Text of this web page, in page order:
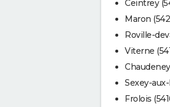
Ceintrey
Maron
Roville-
Viterne
Sexey-
Frolois